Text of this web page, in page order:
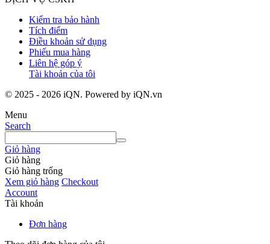
Kiểm tra bảo hành
Tích điểm
Điều khoản sử dụng
Phiếu mua hàng
Liên hệ góp ý
Tài khoản của tôi
© 2025 - 2026 iQN. Powered by iQN.vn
Menu
Search
Giỏ hàng
Giỏ hàng
Giỏ hàng trống
Xem giỏ hàng Checkout
Account
Tài khoản
Đơn hàng